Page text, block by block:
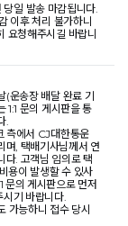
당일 발송 마감됩니다.
이후 처리 불가하니
요청해주시길 바랍니
(운송장 배달 완료 기
1:1 문의 게시판을 통
.
측에서 CJ대한통운
며, 택배기사님께서 연
다. 고객님 임의로 택
용이 발생할 수 있사
문의 게시판으로 먼저
기 바랍니다.
가능하니 접수 당시